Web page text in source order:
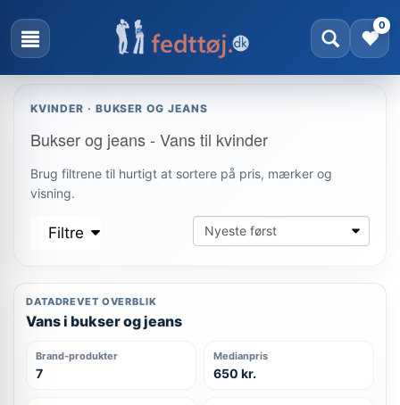
0
KVINDER · BUKSER OG JEANS
Bukser og jeans - Vans til kvinder
Brug filtrene til hurtigt at sortere på pris, mærker og
visning.
Filtre
DATADREVET OVERBLIK
Vans i bukser og jeans
Brand-produkter
7
Medianpris
650 kr.